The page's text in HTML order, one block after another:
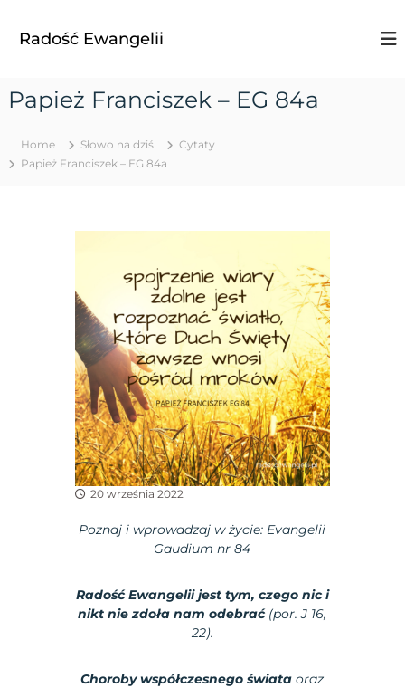
Radość Ewangelii
Papież Franciszek – EG 84a
Home Słowo na dziś
Cytaty
Papież Franciszek – EG 84a
20 września 2022
Poznaj i wprowadzaj w życie: Evangelii
Gaudium nr 84
Radość Ewangelii jest tym, czego nic i
nikt nie zdoła nam odebrać (por. J 16,
22).
Choroby współczesnego świata oraz